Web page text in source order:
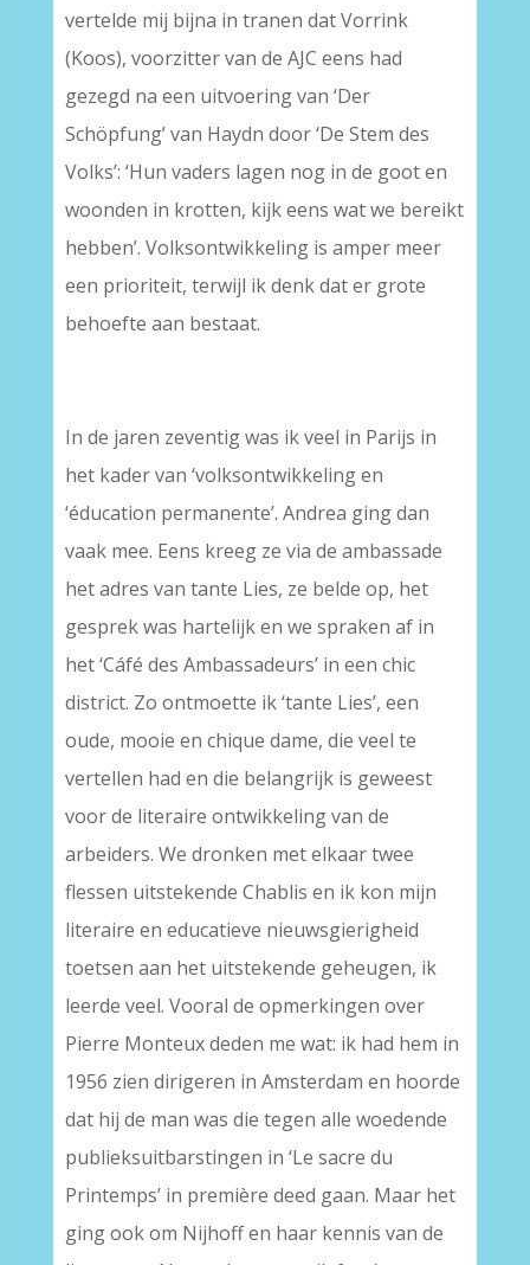
vertelde mij bijna in tranen dat Vorrink
(Koos), voorzitter van de AJC eens had
gezegd na een uitvoering van ‘Der
Schöpfung’ van Haydn door ‘De Stem des
Volks’: ‘Hun vaders lagen nog in de goot en
woonden in krotten, kijk eens wat we bereikt
hebben’. Volksontwikkeling is amper meer
een prioriteit, terwijl ik denk dat er grote
behoefte aan bestaat.
In de jaren zeventig was ik veel in Parijs in
het kader van ‘volksontwikkeling en
‘éducation permanente’. Andrea ging dan
vaak mee. Eens kreeg ze via de ambassade
het adres van tante Lies, ze belde op, het
gesprek was hartelijk en we spraken af in
het ‘Cáfé des Ambassadeurs’ in een chic
district. Zo ontmoette ik ‘tante Lies’, een
oude, mooie en chique dame, die veel te
vertellen had en die belangrijk is geweest
voor de literaire ontwikkeling van de
arbeiders. We dronken met elkaar twee
flessen uitstekende Chablis en ik kon mijn
literaire en educatieve nieuwsgierigheid
toetsen aan het uitstekende geheugen, ik
leerde veel. Vooral de opmerkingen over
Pierre Monteux deden me wat: ik had hem in
1956 zien dirigeren in Amsterdam en hoorde
dat hij de man was die tegen alle woedende
publieksuitbarstingen in ‘Le sacre du
Printemps’ in première deed gaan. Maar het
ging ook om Nijhoff en haar kennis van de